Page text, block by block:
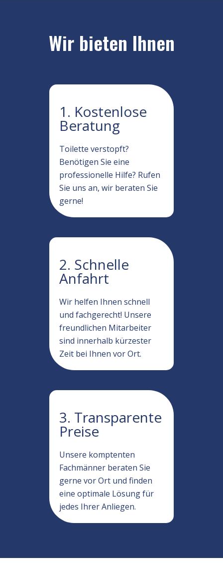
Wir bieten Ihnen
1. Kostenlose
Beratung
Toilette verstopft?
Benötigen Sie eine
professionelle Hilfe? Rufen
Sie uns an, wir beraten Sie
gerne!
2. Schnelle
Anfahrt
Wir helfen Ihnen schnell
und fachgerecht! Unsere
freundlichen Mitarbeiter
sind innerhalb kürzester
Zeit bei Ihnen vor Ort.
3. Transparente
Preise
Unsere komptenten
Fachmänner beraten Sie
gerne vor Ort und finden
eine optimale Lösung für
jedes Ihrer Anliegen.